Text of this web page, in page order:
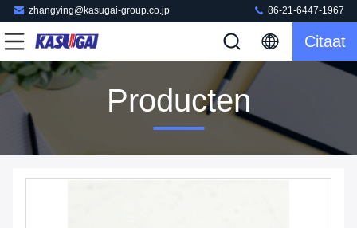
zhangying@kasugai-group.co.jp 86-21-6447-1967
Citaat
Producten